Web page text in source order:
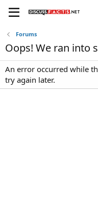
Forums
Oops! We ran into
An error occurred while
try again later.